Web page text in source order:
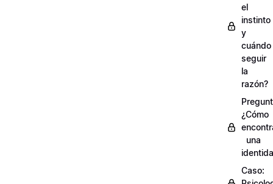
el
instinto
y
cuándo
seguir
la
razón?
¿Cómo
una
Caso: